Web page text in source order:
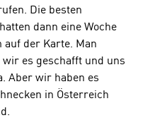
Die besten
dann eine Woche
auf der Karte. Man
wir es geschafft und uns
Aber wir haben es
in Österreich